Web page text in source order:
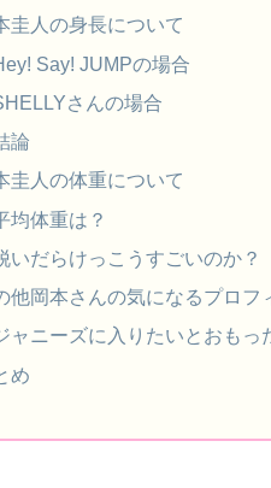
圭人の身長について
Say! JUMPの場合
さんの場合
論
圭人の体重について
均体重は？
いだらけっこうすごいのか？
他岡本さんの気になるプロフ
ャニーズに入りたいとおもっ
め